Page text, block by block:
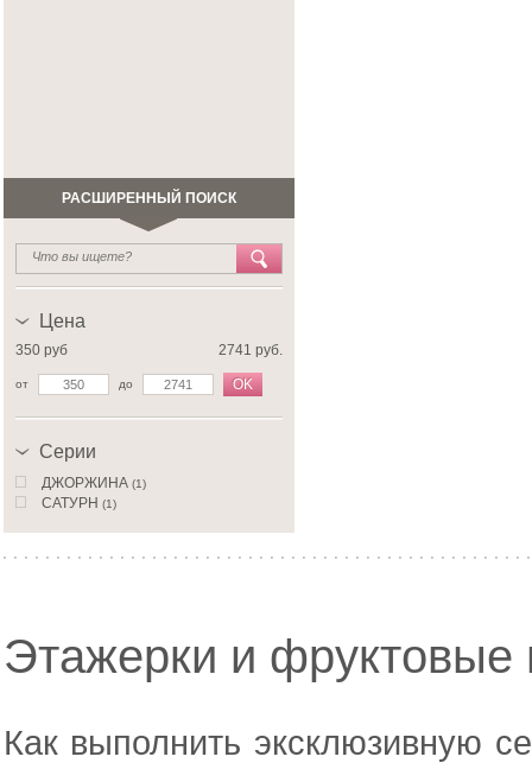
РАСШИРЕННЫЙ ПОИСК
Цена
350 руб 2741 руб.
от до OK
Серии
ДЖОРЖИНА (1)
САТУРН (1)
Этажерки и фруктовые
Как выполнить эксклюзивную